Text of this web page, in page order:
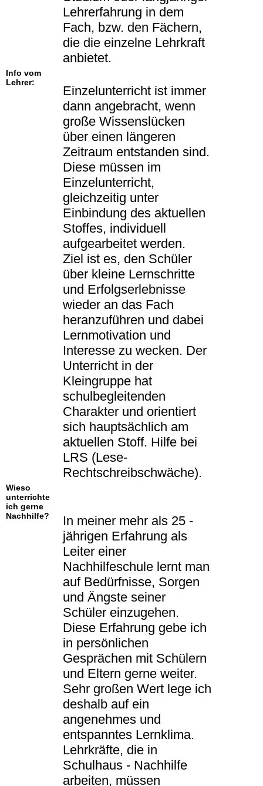
Lehrerfahrung in dem
Fach, bzw. den Fächern,
die die einzelne Lehrkraft
anbietet.
Info vom
Lehrer:
Einzelunterricht ist immer
dann angebracht, wenn
große Wissenslücken
über einen längeren
Zeitraum entstanden sind.
Diese müssen im
Einzelunterricht,
gleichzeitig unter
Einbindung des aktuellen
Stoffes, individuell
aufgearbeitet werden.
Ziel ist es, den Schüler
über kleine Lernschritte
und Erfolgserlebnisse
wieder an das Fach
heranzuführen und dabei
Lernmotivation und
Interesse zu wecken. Der
Unterricht in der
Kleingruppe hat
schulbegleitenden
Charakter und orientiert
sich hauptsächlich am
aktuellen Stoff. Hilfe bei
LRS (Lese-
Rechtschreibschwäche).
Wieso
unterrichte
ich gerne
Nachhilfe?
In meiner mehr als 25 -
jährigen Erfahrung als
Leiter einer
Nachhilfeschule lernt man
auf Bedürfnisse, Sorgen
und Ängste seiner
Schüler einzugehen.
Diese Erfahrung gebe ich
in persönlichen
Gesprächen mit Schülern
und Eltern gerne weiter.
Sehr großen Wert lege ich
deshalb auf ein
angenehmes und
entspanntes Lernklima.
Lehrkräfte, die in
Schulhaus - Nachhilfe
arbeiten, müssen